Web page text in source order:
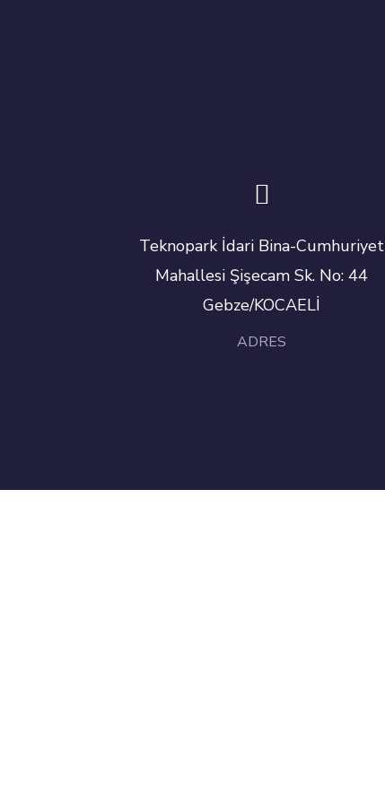
Teknopark İdari Bina-Cumhuriyet
Mahallesi Şişecam Sk. No: 44
Gebze/KOCAELİ
ADRES